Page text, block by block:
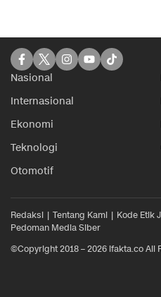
Nasional
Internasional
Ekonomi
Teknologi
Otomotif
Redaksi Tentang Kami Kode Etik
Pedoman Media Siber
©Copyright 2018 – 2026 ifakta.co All